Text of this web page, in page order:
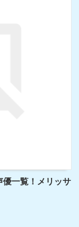
優一覧！メリッサ